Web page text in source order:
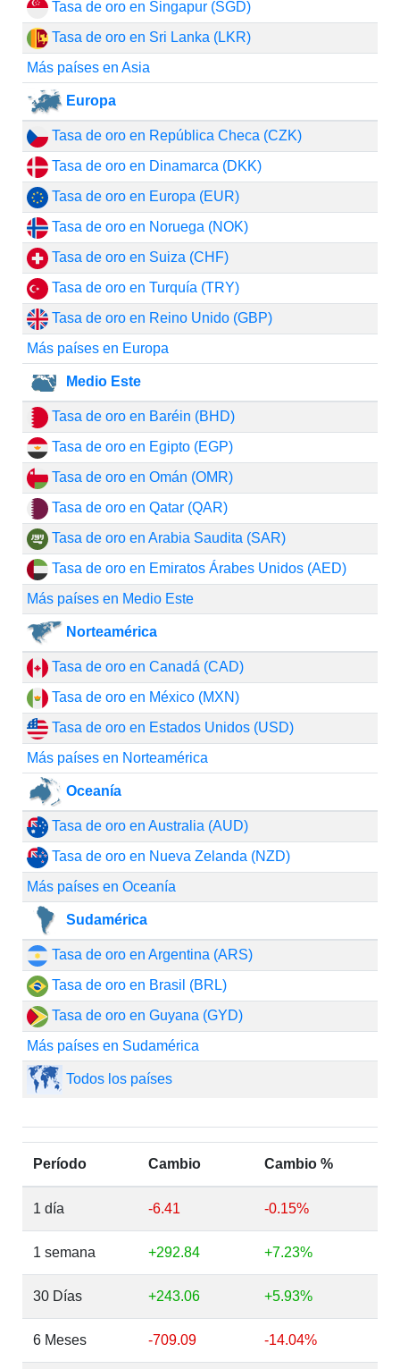
Tasa de oro en Singapur (SGD)
Tasa de oro en Sri Lanka (LKR)
Más países en Asia
Europa
Tasa de oro en República Checa (CZK)
Tasa de oro en Dinamarca (DKK)
Tasa de oro en Europa (EUR)
Tasa de oro en Noruega (NOK)
Tasa de oro en Suiza (CHF)
Tasa de oro en Turquía (TRY)
Tasa de oro en Reino Unido (GBP)
Más países en Europa
Medio Este
Tasa de oro en Baréin (BHD)
Tasa de oro en Egipto (EGP)
Tasa de oro en Omán (OMR)
Tasa de oro en Qatar (QAR)
Tasa de oro en Arabia Saudita (SAR)
Tasa de oro en Emiratos Árabes Unidos (AED)
Más países en Medio Este
Norteamérica
Tasa de oro en Canadá (CAD)
Tasa de oro en México (MXN)
Tasa de oro en Estados Unidos (USD)
Más países en Norteamérica
Oceanía
Tasa de oro en Australia (AUD)
Tasa de oro en Nueva Zelanda (NZD)
Más países en Oceanía
Sudamérica
Tasa de oro en Argentina (ARS)
Tasa de oro en Brasil (BRL)
Tasa de oro en Guyana (GYD)
Más países en Sudamérica
Todos los países
Período Cambio Cambio %
1 día -6.41 -0.15%
1 semana +292.84 +7.23%
30 Días +243.06 +5.93%
6 Meses -709.09 -14.04%